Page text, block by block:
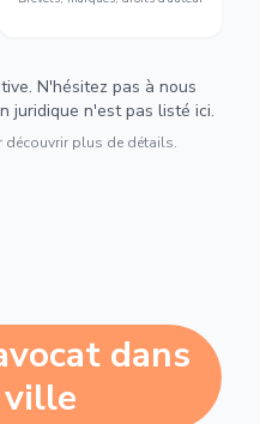
N'hésitez pas à nous
juridique n'est pas listé ici.
découvrir plus de détails.
dans